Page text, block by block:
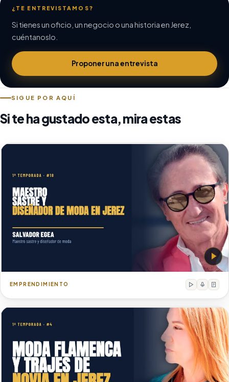
¿TE ENTREVISTAMOS?
Si tienes un oficio, un negocio o una historia en Jerez,
cuéntanoslo.
Proponer una entrevista
SIGUE POR AQUÍ
Si te ha gustado esta, mira estas
Salvador Egea
Maestro sastre y diseñador de moda
EMPRENDIMIENTO